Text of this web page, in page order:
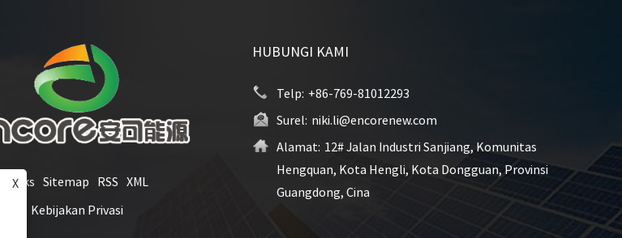
Links Sitemap RSS XML
Kebijakan Privasi
HUBUNGI KAMI
Telp: +86-769-81012293
Surel: niki.li@encorenew.com
Alamat: 12# Jalan Industri Sanjiang, Komunitas
Hengquan, Kota Hengli, Kota Dongguan, Provinsi
Guangdong, Cina
X